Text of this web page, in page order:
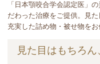
「日本顎咬合学会認定医」
だわった治療をご提供。見
充実した詰め物・被せ物をお
見た目はもちろ